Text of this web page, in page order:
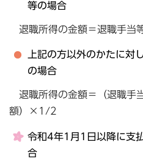
等の場合
退職所得の金額＝退職手当
上記の方以外のかたに対
の場合
退職所得の金額＝（退職手
額）×1/2
令和4年1月1日以降に支
合